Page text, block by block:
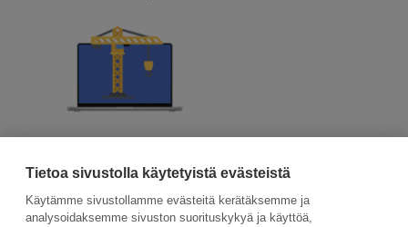
Tietoa sivustolla käytetyistä evästeistä
Käytämme sivustollamme evästeitä kerätäksemme ja
analysoidaksemme sivuston suorituskykyä ja käyttöä,
Tutustu ja aloita